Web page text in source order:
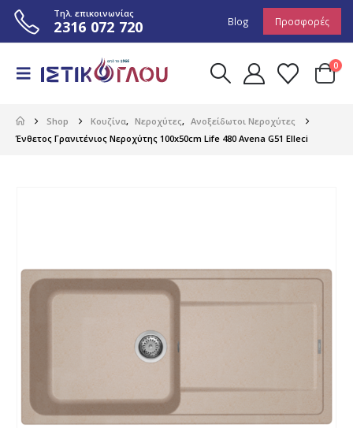
Τηλ. επικοινωνίας
2316 072 720 Blog Προσφορές
0
Shop Κουζίνα, Νεροχύτες, Ανοξείδωτοι Νεροχύτες
Ένθετος Γρανιτένιος Νεροχύτης 100x50cm Life 480 Avena G51 Elleci